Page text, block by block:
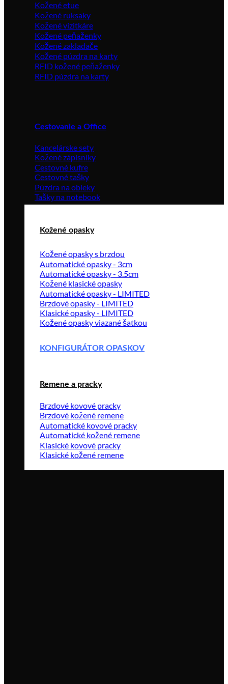
Kožené etue
Kožené ruksaky
Kožené vizitkáre
Kožené peňaženky
Kožené zakladače
Kožené púzdra na karty
RFID kožené peňaženky
RFID púzdra na karty
Cestovanie a Office
Kancelárske sety
Kožené zápisníky
Cestovné kufre
Cestovné tašky
Púzdra na obleky
Tašky na notebook
Kožené opasky
Kožené opasky s brzdou
Automatické opasky - 3cm
Automatické opasky - 3.5cm
Kožené klasické opasky
Automatické opasky - LIMITED
Brzdové opasky - LIMITED
Klasické opasky - LIMITED
Kožené opasky viazané šatkou
KONFIGURÁTOR OPASKOV
Remene a pracky
Brzdové kovové pracky
Brzdové kožené remene
Automatické kovové pracky
Automatické kožené remene
Klasické kovové pracky
Klasické kožené remene